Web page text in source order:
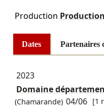
Production
Dates Partenaires
2023
Domaine
(Chamarande) 04/06 [1